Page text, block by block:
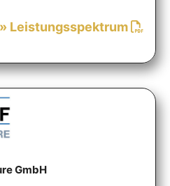
» Leistungsspektrum
GmbH